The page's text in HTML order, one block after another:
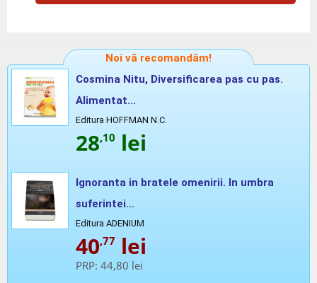
Noi vă recomandăm!
Cosmina Nitu, Diversificarea pas cu pas.
Alimentat...
Editura HOFFMAN N.C.
28,10 lei
Ignoranta in bratele omenirii. In umbra
suferintei...
Editura ADENIUM
40,77 lei
PRP: 44,80 lei